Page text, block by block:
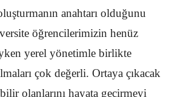
anahtarı olduğunu
öğrencilerimizin henüz
yerel yönetimle birlikte
çok değerli. Ortaya çıkacak
olanlarını hayata geçirmeyi